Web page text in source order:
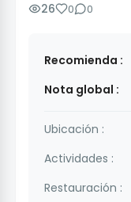
26 0 0
Recomienda :
Nota global :
Ubicación :
Actividades :
Restauración :